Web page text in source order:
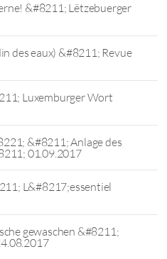
&#8211; Lëtzebuerger
des eaux) &#8211; Revue
Luxemburger Wort
&#8211; Anlage des
01.09.2017
L&#8217;essentiel
gewaschen &#8211;